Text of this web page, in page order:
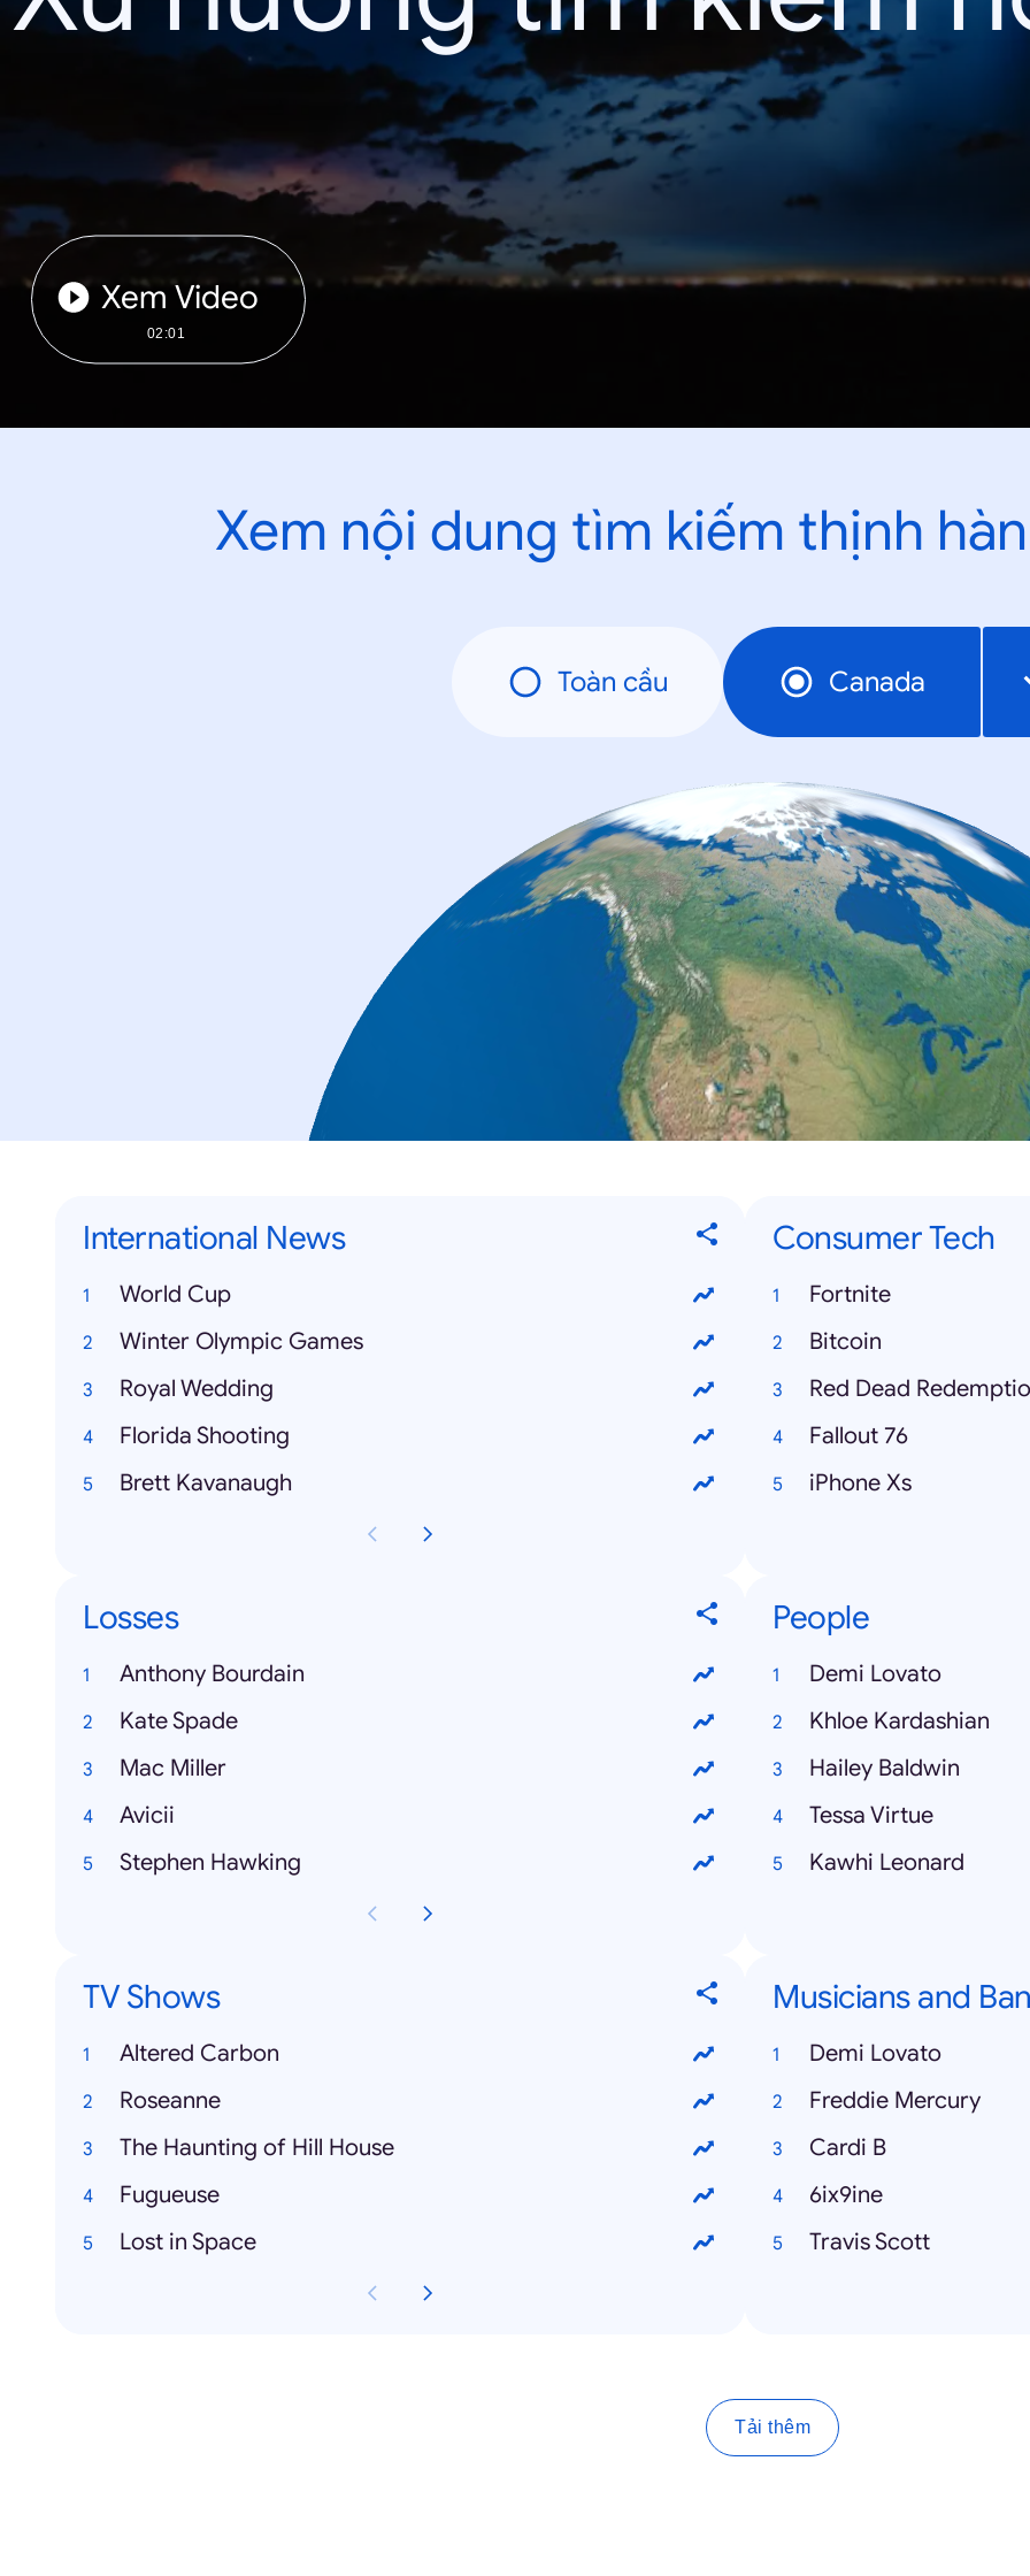
Xem Video
02:01
Xem nội dung tìm kiếm thịnh
Toàn cầu Canada
International News
World Cup
Winter Olympic Games
Royal Wedding
Florida Shooting
Brett Kavanaugh
Consumer Tech
Fortnite
Bitcoin
Red Dead
Fallout 76
iPhone Xs
Losses
Anthony Bourdain
Kate Spade
Mac Miller
Avicii
Stephen Hawking
People
Demi Lovato
Khloe Kardashian
Hailey Baldwin
Tessa Virtue
Kawhi Leonard
TV Shows
Altered Carbon
Roseanne
The Haunting of Hill House
Fugueuse
Lost in Space
Musicians and
Demi Lovato
Freddie Mercury
Cardi B
6ix9ine
Travis Scott
Tải thêm